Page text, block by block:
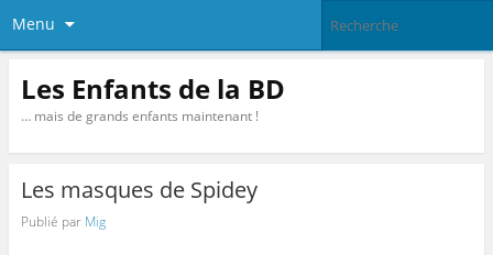
Menu
Les Enfants de la BD
… mais de grands enfants maintenant !
Les masques de Spidey
Publié par Mig